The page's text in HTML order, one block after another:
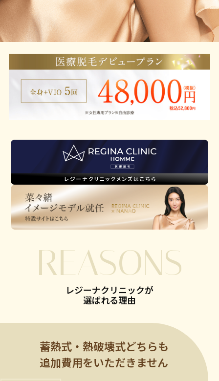
無料カウンセリング予約
REASONS
レジーナクリニックが
選ばれる理由
蓄熱式・熱破壊式どちらも
追加費用をいただきません